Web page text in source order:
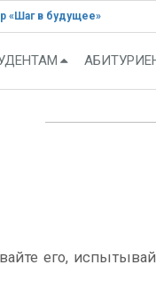
«Шаг в будущее»
его,